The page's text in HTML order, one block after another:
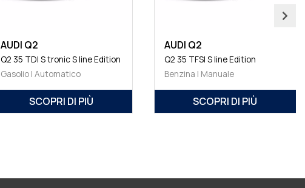
AUDI Q2
Q2 35 TDI S tronic S line Edition
Gasolio | Automatico
SCOPRI DI PIÙ
AUDI Q2
Q2 35 TFSI S line Edition
Benzina | Manuale
SCOPRI DI PIÙ